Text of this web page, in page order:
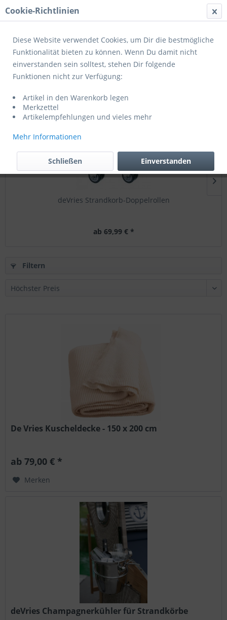
Menü
Wohlfühlaccessoires
Topseller
deVries Strandkorb-Doppelrollen
ab 69,99 € *
Filtern
De Vries Kuscheldecke - 150 x 200 cm
ab 79,00 € *
Merken
deVries Champagnerkühler für Strandkörbe
Cookie-Richtlinien
Diese Website verwendet Cookies, um Dir die bestmögliche
Funktionalität bieten zu können. Wenn Du damit nicht
einverstanden sein solltest, stehen Dir folgende
Funktionen nicht zur Verfügung:
Artikel in den Warenkorb legen
Merkzettel
Artikelempfehlungen und vieles mehr
Mehr Informationen
Einverstanden
Schließen